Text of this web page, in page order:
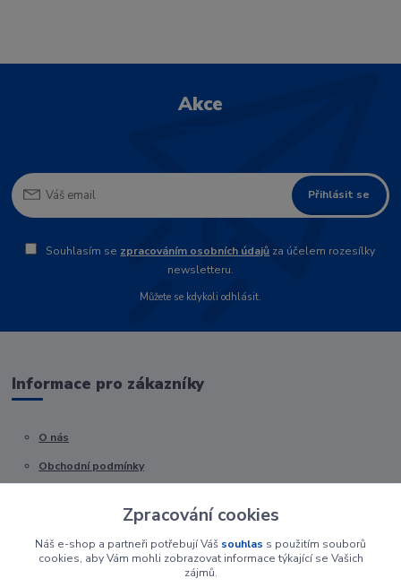
Akce
Přihlásit se
Souhlasím se zpracováním osobních údajů za účelem rozesílky
newsletteru.
Můžete se kdykoli odhlásit.
Informace pro zákazníky
O nás
Obchodní podmínky
Zpracování cookies
Náš e-shop a partneři potřebují Váš souhlas s použitím souborů
cookies, aby Vám mohli zobrazovat informace týkající se Vašich
zájmů.